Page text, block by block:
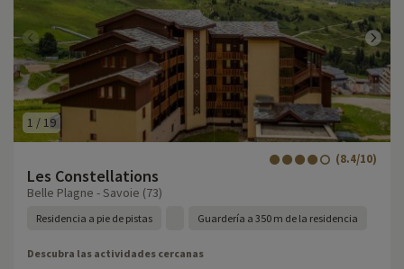
1 / 19
Les Constellations
(8.4/10)
Belle Plagne - Savoie (73)
Residencia a pie de pistas Guardería a 350 m de la residencia
Descubra las actividades cercanas